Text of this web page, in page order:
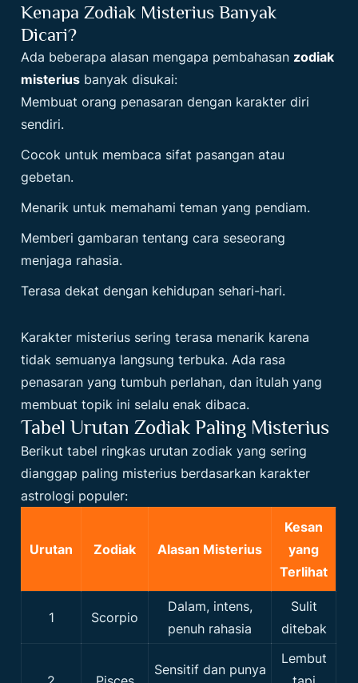
Kenapa Zodiak Misterius Banyak
Dicari?
Ada beberapa alasan mengapa pembahasan zodiak
misterius banyak disukai:
Membuat orang penasaran dengan karakter diri
sendiri.
Cocok untuk membaca sifat pasangan atau
gebetan.
Menarik untuk memahami teman yang pendiam.
Memberi gambaran tentang cara seseorang
menjaga rahasia.
Terasa dekat dengan kehidupan sehari-hari.
Karakter misterius sering terasa menarik karena
tidak semuanya langsung terbuka. Ada rasa
penasaran yang tumbuh perlahan, dan itulah yang
membuat topik ini selalu enak dibaca.
Tabel Urutan Zodiak Paling Misterius
Berikut tabel ringkas urutan zodiak yang sering
dianggap paling misterius berdasarkan karakter
astrologi populer:
Urutan Zodiak Alasan Misterius
Kesan
yang
Terlihat
1 Scorpio
Dalam, intens,
penuh rahasia
Sulit
ditebak
Sensitif dan punya
Lembut